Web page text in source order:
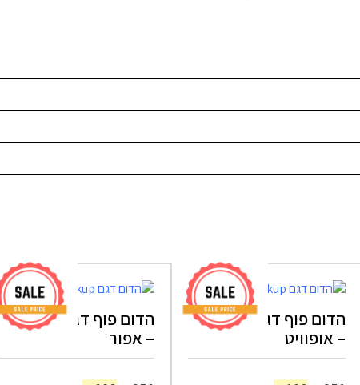
הדום פוף דגם PICKUP
– אופוויט
הדום פוף דגם PICKUP
– אפור